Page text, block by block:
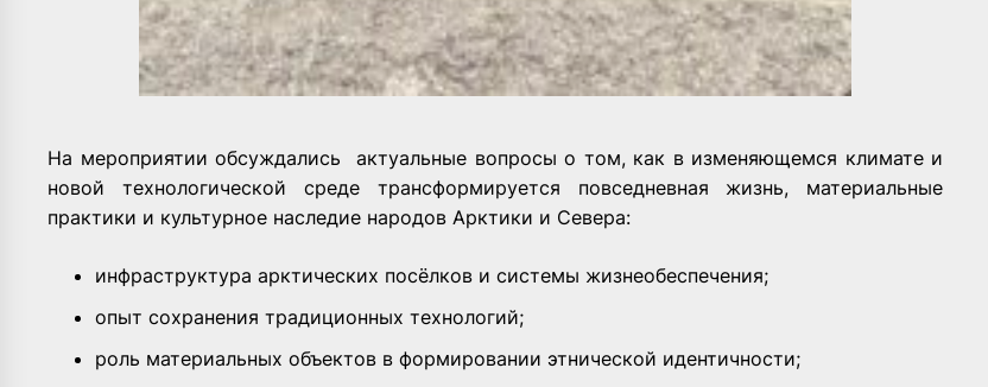
На мероприятии обсуждались актуальные вопросы о том, как в изменяющемся климате и
новой технологической среде трансформируется повседневная жизнь, материальные
практики и культурное наследие народов Арктики и Севера:
инфраструктура арктических посёлков и системы жизнеобеспечения;
опыт сохранения традиционных технологий;
роль материальных объектов в формировании этнической идентичности;